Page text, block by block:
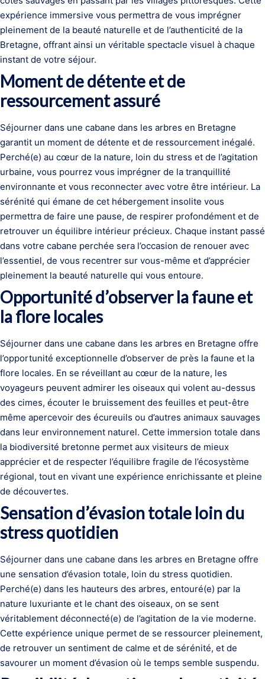
expérience immersive vous permettra de vous imprégner
pleinement de la beauté naturelle et de l’authenticité de la
Bretagne, offrant ainsi un véritable spectacle visuel à chaque
instant de votre séjour.
Moment de détente et de
ressourcement assuré
Séjourner dans une cabane dans les arbres en Bretagne
garantit un moment de détente et de ressourcement inégalé.
Perché(e) au cœur de la nature, loin du stress et de l’agitation
urbaine, vous pourrez vous imprégner de la tranquillité
environnante et vous reconnecter avec votre être intérieur. La
sérénité qui émane de cet hébergement insolite vous
permettra de faire une pause, de respirer profondément et de
retrouver un équilibre intérieur précieux. Chaque instant passé
dans votre cabane perchée sera l’occasion de renouer avec
l’essentiel, de vous recentrer sur vous-même et d’apprécier
pleinement la beauté naturelle qui vous entoure.
Opportunité d’observer la faune et
la flore locales
Séjourner dans une cabane dans les arbres en Bretagne offre
l’opportunité exceptionnelle d’observer de près la faune et la
flore locales. En se réveillant au cœur de la nature, les
voyageurs peuvent admirer les oiseaux qui volent au-dessus
des cimes, écouter le bruissement des feuilles et peut-être
même apercevoir des écureuils ou d’autres animaux sauvages
dans leur environnement naturel. Cette immersion totale dans
la biodiversité bretonne permet aux visiteurs de mieux
apprécier et de respecter l’équilibre fragile de l’écosystème
régional, tout en vivant une expérience enrichissante et pleine
de découvertes.
Sensation d’évasion totale loin du
stress quotidien
Séjourner dans une cabane dans les arbres en Bretagne offre
une sensation d’évasion totale, loin du stress quotidien.
Perché(e) dans les hauteurs des arbres, entouré(e) par la
nature luxuriante et le chant des oiseaux, on se sent
véritablement déconnecté(e) de l’agitation de la vie moderne.
Cette expérience unique permet de se ressourcer pleinement,
de retrouver un sentiment de calme et de sérénité, et de
savourer un moment d’évasion où le temps semble suspendu.